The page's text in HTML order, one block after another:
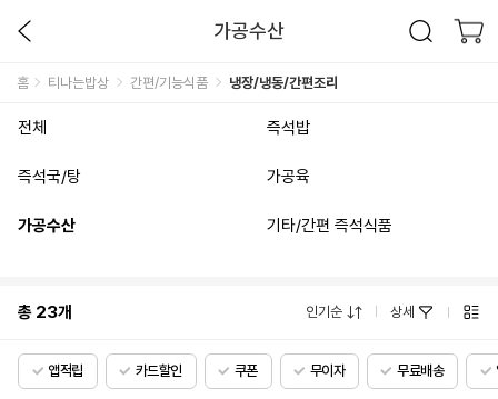
가공수산
홈 티나는밥상 간편/기능식품 냉장/냉동/간편조리
전체 즉석밥
즉석국/탕 가공육
가공수산 기타/간편 즉석식품
총 23개 인기순 상세
앱적립 카드할인 쿠폰 무이자 무료배송